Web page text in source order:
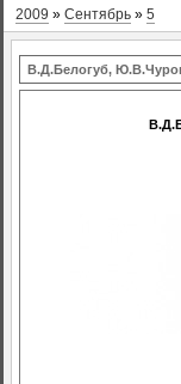
2009 » Сентябрь » 5
В.Д.Белогуб,